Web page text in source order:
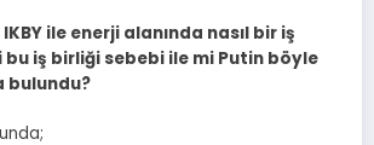
IKBY ile enerji alanında nasıl bir iş
bu iş birliği sebebi ile mi Putin böyle
bulundu?